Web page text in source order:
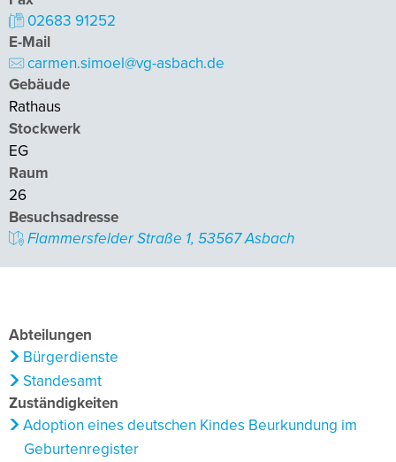
02683 91252
E-Mail
carmen.simoel@vg-asbach.de
Gebäude
Rathaus
Stockwerk
EG
Raum
26
Besuchsadresse
Flammersfelder Straße 1, 53567 Asbach
Abteilungen
Bürgerdienste
Standesamt
Zuständigkeiten
Adoption eines deutschen Kindes Beurkundung im
Geburtenregister